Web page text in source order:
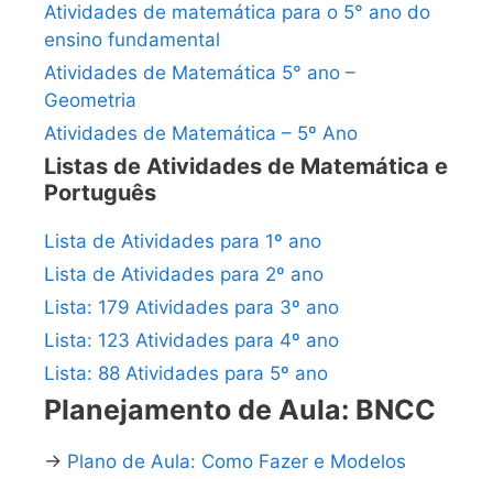
Atividades de matemática para o 5° ano do
ensino fundamental
Atividades de Matemática 5° ano –
Geometria
Atividades de Matemática – 5º Ano
Listas de Atividades de Matemática e
Português
Lista de Atividades para 1º ano
Lista de Atividades para 2º ano
Lista: 179 Atividades para 3º ano
Lista: 123 Atividades para 4º ano
Lista: 88 Atividades para 5º ano
Planejamento de Aula: BNCC
→ Plano de Aula: Como Fazer e Modelos